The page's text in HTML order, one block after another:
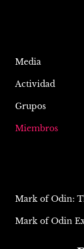
Media
Actividad
Grupos
Miembros
Mark of Odin:
Mark of Odin